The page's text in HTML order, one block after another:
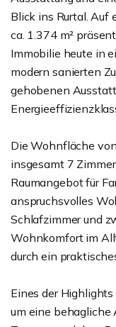
Blick ins Rurtal. Auf
ca. 1.374 m²
Immobilie heute in
modern sanierten
gehobenen
Die Wohnfläche
insgesamt 7
Raumangebot für
anspruchsvolles
Schlafzimmer und
Wohnkomfort im
durch ein
Eines der
um eine behagliche